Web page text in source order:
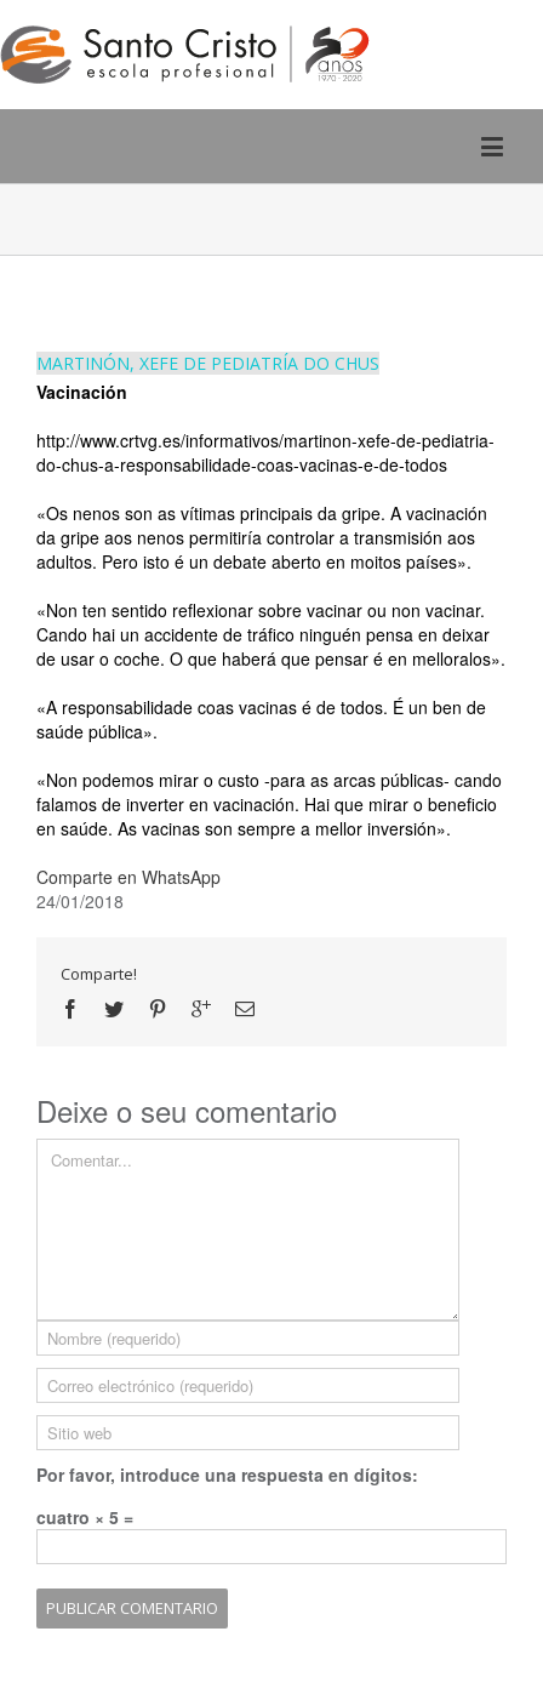
988 220 588
MARTINÓN, XEFE DE PEDIATRÍA DO CHUS
Vacinación
http://www.crtvg.es/informativos/martinon-xefe-de-pediatria-
do-chus-a-responsabilidade-coas-vacinas-e-de-todos
«Os nenos son as vítimas principais da gripe. A vacinación
da gripe aos nenos permitiría controlar a transmisión aos
adultos. Pero isto é un debate aberto en moitos países».
«Non ten sentido reflexionar sobre vacinar ou non vacinar.
Cando hai un accidente de tráfico ninguén pensa en deixar
de usar o coche. O que haberá que pensar é en melloralos».
«A responsabilidade coas vacinas é de todos. É un ben de
saúde pública».
«Non podemos mirar o custo -para as arcas públicas- cando
falamos de inverter en vacinación. Hai que mirar o beneficio
en saúde. As vacinas son sempre a mellor inversión».
Comparte en WhatsApp
24/01/2018
Comparte!
Deixe o seu comentario
Por favor, introduce una respuesta en dígitos:
cuatro × 5 =